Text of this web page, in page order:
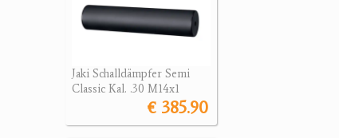
Jaki Schalldämpfer Semi
Classic Kal. .30 M14x1
€ 385.90